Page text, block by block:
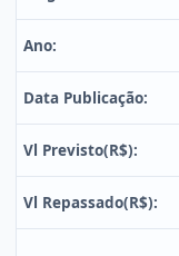
Ano:
Data Publicação:
Vl Previsto(R$):
Vl Repassado(R$):